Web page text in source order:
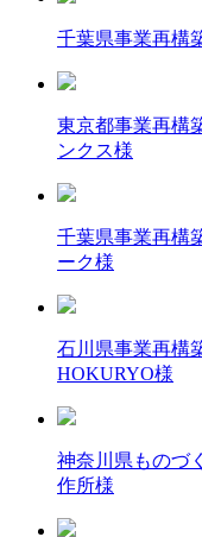
千葉県事業再構
東京都事業再構
ンクス様
千葉県事業再構
ーク様
石川県事業再構
HOKURYO様
神奈川県ものづ
作所様